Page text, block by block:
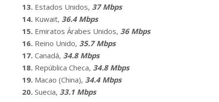
13.Estados Unidos, 37 Mbps
14.Kuwait, 36.4 Mbps
15.Emiratos Árabes Unidos, 36 Mbps
16.Reino Unido, 35.7 Mbps
17.Canadá, 34.8 Mbps
18.República Checa, 34.8 Mbps
19.Macao (China), 34.4 Mbps
20.Suecia, 33.1 Mbps